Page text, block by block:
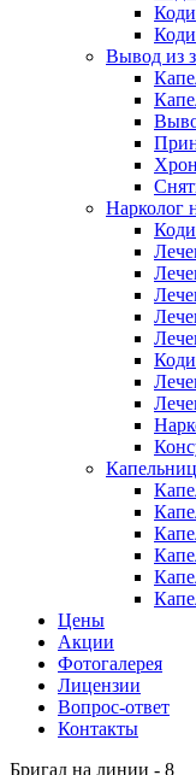
Вывод из
Нарколог
Цены
Акции
Фотогалерея
Лицензии
Вопрос-ответ
Контакты
Бригад на линии - 8